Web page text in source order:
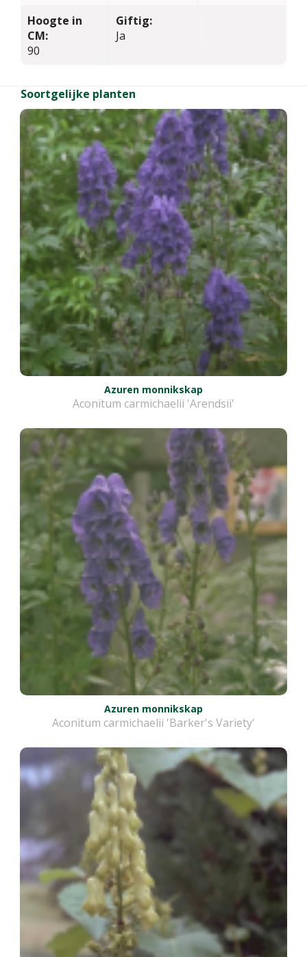
Hoogte in
CM:
90
Giftig:
Ja
Soortgelijke planten
Azuren monnikskap
Aconitum carmichaelii 'Arendsii'
Azuren monnikskap
Aconitum carmichaelii 'Barker's Variety'